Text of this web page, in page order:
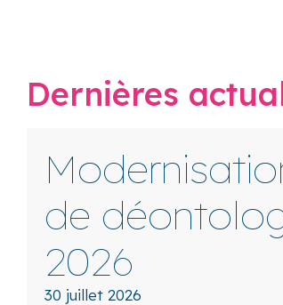
Dernières
de
2026
30 juillet 2026